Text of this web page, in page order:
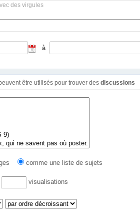
des virgules
à
Ces filtres additionnels peuvent être utilisés pour trouver desdiscussions
comme une liste de sujets
visualisations